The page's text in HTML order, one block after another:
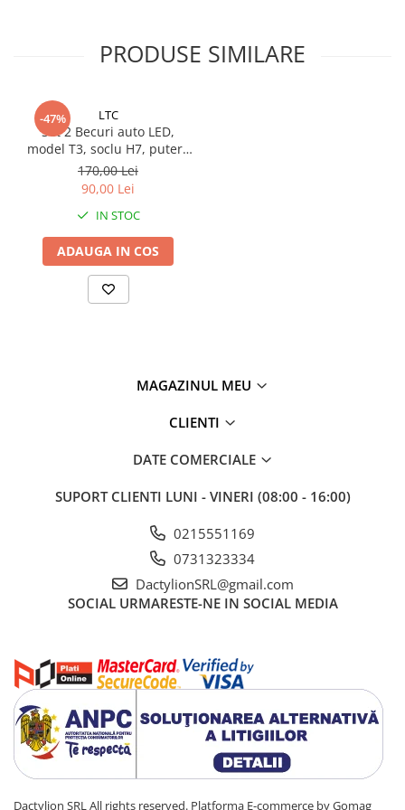
PRODUSE SIMILARE
-47% LTC
Set 2 Becuri auto LED,
model T3, soclu H7, putere
set 56W, 12.000 lumeni
170,00 Lei
90,00 Lei
IN STOC
ADAUGA IN COS
MAGAZINUL MEU
CLIENTI
DATE COMERCIALE
SUPORT CLIENTI LUNI - VINERI (08:00 - 16:00)
0215551169
0731323334
DactylionSRL@gmail.com
SOCIAL URMARESTE-NE IN SOCIAL MEDIA
Dactylion SRL All rights reserved. Platforma E-commerce by Gomag